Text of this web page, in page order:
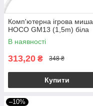
Комп'ютерна ігрова миша
HOCO GM13 (1,5m) біла
В наявності
313,20 ₴ 348 ₴
Купити
–10%